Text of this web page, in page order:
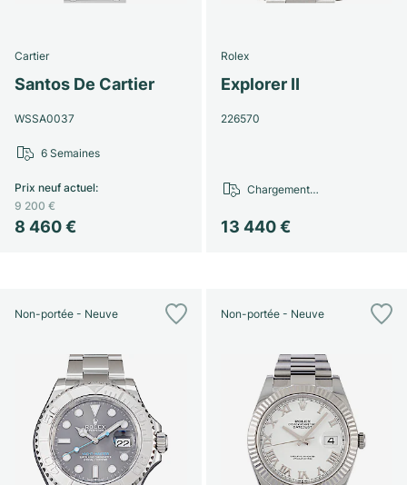
Cartier
Santos De Cartier
WSSA0037
8 460 €
Prix neuf actuel:
9 200 €
6 Semaines
Rolex
Explorer II
226570
13 440 €
Chargement…
Non-portée - Neuve Non-portée - Neuve